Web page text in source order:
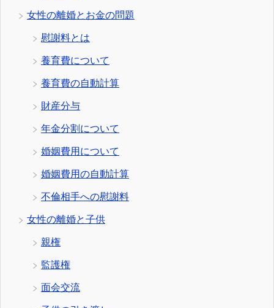
女性の離婚とお金の問題
慰謝料とは
養育費について
養育費の自動計算
財産分与
年金分割について
婚姻費用について
婚姻費用の自動計算
不倫相手への慰謝料
女性の離婚と子供
親権
監護権
面会交流